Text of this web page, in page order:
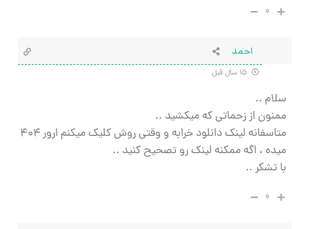
۰
احمد
سلام ..
ممنون از زحماتی که میکشید ..
متاسفانه لینک دانلود خرابه و وقتی روش کلیک میکنم ارور ۴۰۴
میده ، اگه ممکنه لینک رو تصحیح کنید ..
با تشکر ..
۰